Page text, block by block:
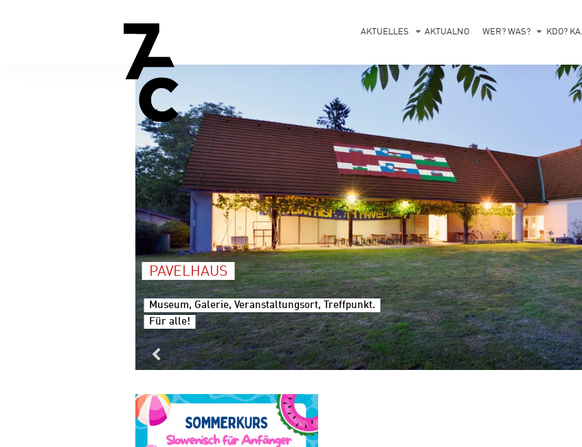
AKTUELLES AKTUALNO WER? WAS? KDO?
PAVELHAUS
Museum, Galerie, Veranstaltungsort, Treffpunkt.
Für alle!